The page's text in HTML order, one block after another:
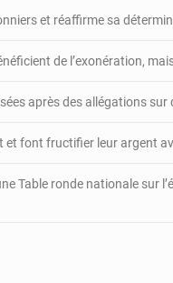
et réaffirme sa
de l’exonération,
après des allégations
font fructifier leur argent
Table ronde nationale sur